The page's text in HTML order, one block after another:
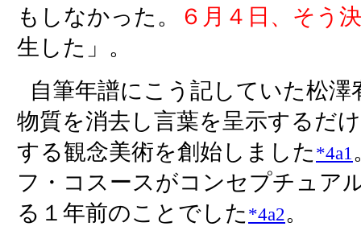
もしなかった。
６月４日、そう
生した」。
自筆年譜にこう記していた松澤
物質を消去し言葉を呈示するだ
する観念美術を創始しました *4a1
フ・コスースがコンセプチュア
る１年前のことでした *4a2。